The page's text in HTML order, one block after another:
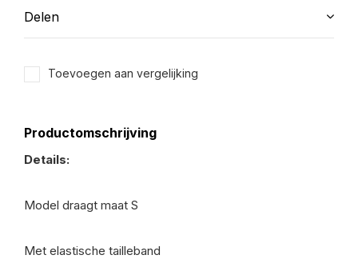
Delen
Toevoegen aan vergelijking
Productomschrijving
Details:
Model draagt maat S
Met elastische tailleband